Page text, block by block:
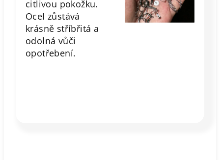
citlivou pokožku.
Ocel zůstává
krásně stříbřitá a
odolná vůči
opotřebení.